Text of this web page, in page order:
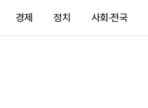
경제 정치 사회·전국